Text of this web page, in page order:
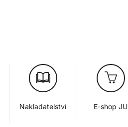
Nakladatelství E-shop JU